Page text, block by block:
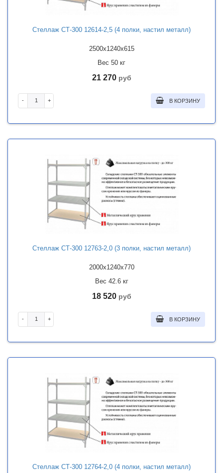
Стеллаж СТ-300 12614-2,5 (4 полки, настил металл)
2500x1240x615
Вес 50 кг
21 270 руб
- + В КОРЗИНУ
Стеллаж СТ-300 12763-2,0 (3 полки, настил металл)
2000x1240x770
Вес 42.6 кг
18 520 руб
- + В КОРЗИНУ
Стеллаж СТ-300 12764-2,0 (4 полки, настил металл)